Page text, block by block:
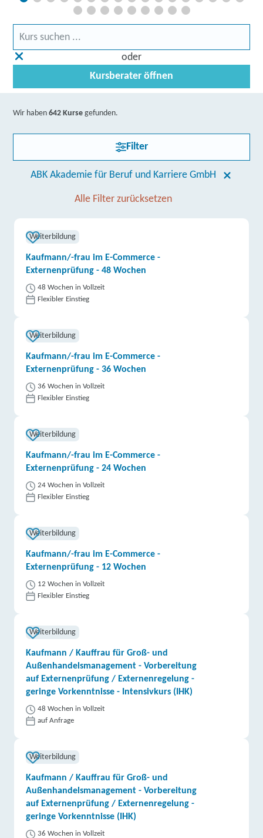
oder
Kursberater öffnen
Wir haben642 Kurse gefunden.
Filter
ABK Akademie für Beruf und Karriere GmbH
Alle Filter zurücksetzen
Weiterbildung
Kaufmann/-frau im E-Commerce -
Externenprüfung - 48 Wochen
48 Wochen in Vollzeit
Flexibler Einstieg
Weiterbildung
Kaufmann/-frau im E-Commerce -
Externenprüfung - 36 Wochen
36 Wochen in Vollzeit
Flexibler Einstieg
Weiterbildung
Kaufmann/-frau im E-Commerce -
Externenprüfung - 24 Wochen
24 Wochen in Vollzeit
Flexibler Einstieg
Weiterbildung
Kaufmann/-frau im E-Commerce -
Externenprüfung - 12 Wochen
12 Wochen in Vollzeit
Flexibler Einstieg
Weiterbildung
Kaufmann / Kauffrau für Groß- und
Außenhandelsmanagement - Vorbereitung
auf Externenprüfung / Externenregelung -
geringe Vorkenntnisse - Intensivkurs (IHK)
48 Wochen in Vollzeit
auf Anfrage
Weiterbildung
Kaufmann / Kauffrau für Groß- und
Außenhandelsmanagement - Vorbereitung
auf Externenprüfung / Externenregelung -
geringe Vorkenntnisse (IHK)
36 Wochen in Vollzeit